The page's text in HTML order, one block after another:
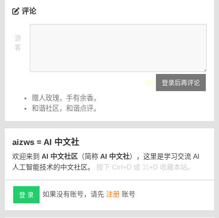
评论
游
客
登录后再评论
赠人玫瑰，手有余香。
和谐社区，和谐点评。
aizws = AI 中文社
欢迎来到 AI 中文社区 （简称 AI 中文社），这里是学习交流 AI
人工智能技术的中文社区。 按下 Ctrl+D 或 ⌘+D 收藏本站。
登 录 如果没有账号，请先 注册 账号